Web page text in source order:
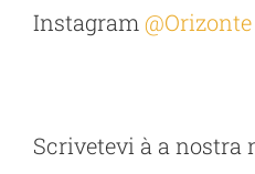
Instagram @Orizonte
Scrivetevi à a nostra